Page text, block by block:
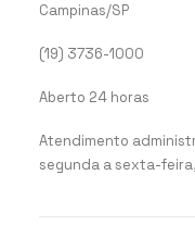
Campinas/SP
(19) 3736-1000
Aberto 24 horas
Atendimento
segunda a sexta-